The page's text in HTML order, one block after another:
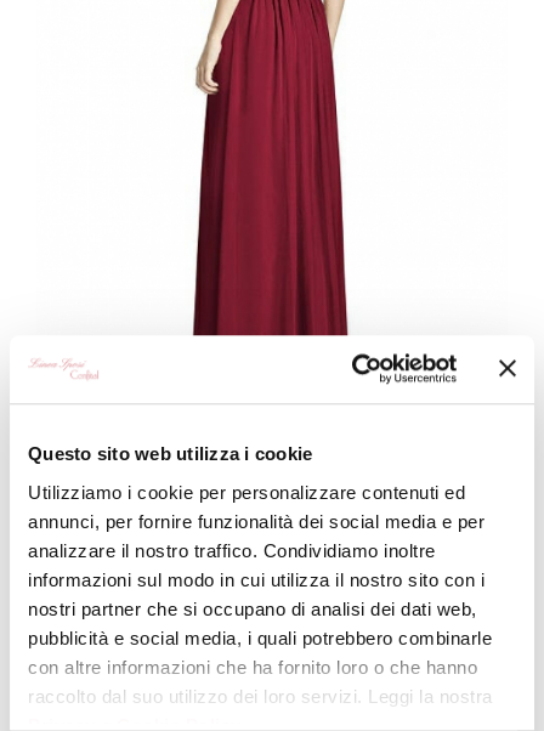
Questo sito web utilizza i cookie
Utilizziamo i cookie per personalizzare contenuti ed
annunci, per fornire funzionalità dei social media e per
analizzare il nostro traffico. Condividiamo inoltre
informazioni sul modo in cui utilizza il nostro sito con i
nostri partner che si occupano di analisi dei dati web,
pubblicità e social media, i quali potrebbero combinarle
con altre informazioni che ha fornito loro o che hanno
raccolto dal suo utilizzo dei loro servizi. Leggi la nostra
ABITI DA CERIMONIA
MODELLO:
UK6774 DESSY GROUP
Corpino di pizzo con scollatura verticale, oblò sulla
schiena e gonna arricciata con spacco centrale. Color